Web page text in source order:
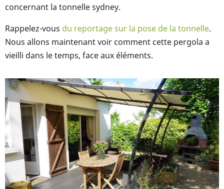
concernant la tonnelle sydney.
Rappelez-vous du reportage sur la pose de la tonnelle.
Nous allons maintenant voir comment cette pergola a
vieilli dans le temps, face aux éléments.